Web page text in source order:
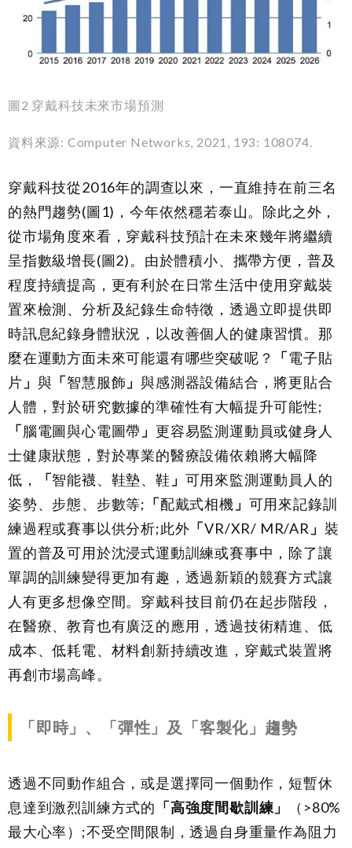
圖2 穿戴科技未來市場預測
資料來源: Computer Networks, 2021, 193: 108074.
穿戴科技從2016年的調查以來，一直維持在前三名
的熱門趨勢(圖 1) ，今年依然穩若泰山。除此之外，
從市場角度來看，穿戴科技預計在未來幾年將繼續
呈指數級增長(圖2)。由於體積小、攜帶方便，普及
程度持續提高，更有利於在日常生活中使用穿戴裝
置來檢測、分析及紀錄生命特徵，透過立即提供即
時訊息紀錄身體狀況，以改善個人的健康習慣。那
麼在運動方面未來可能還有哪些突破呢？
「電子貼
片 」 與 「智慧服飾 」與感測器設備結合，將更貼合
人體，對於研究數據的準確性有大幅提升可能性;
「腦電圖與心電圖帶 」 更容易監測運動員或健身人
士健康狀態，對於專業的醫療設備依賴將大幅降
低，
「智能襪、鞋墊、鞋 」 可用來監測運動員人的
姿勢、步態、步數等; 「配戴式相機 」 可用來記錄訓
練過程或賽事以供分析;此外 「VR/XR/ MR/AR 」 裝
置的普及可用於沈浸式運動訓練或賽事中，除了讓
單調的訓練變得更加有趣，透過新穎的競賽方式讓
人有更多想像空間。穿戴科技目前仍在起步階段，
在醫療、教育也有廣泛的應用，透過技術精進、低
成本、低耗電、材料創新持續改進，穿戴式裝置將
再創市場高峰。
「即時」、「彈性」及「客製化」趨勢
透過不同動作組合，或是選擇同一個動作，短暫休
息達到激烈訓練方式的 「高強度間歇訓練」 （ >80%
最大心率） ;不受空間限制，透過自身重量作為阻力